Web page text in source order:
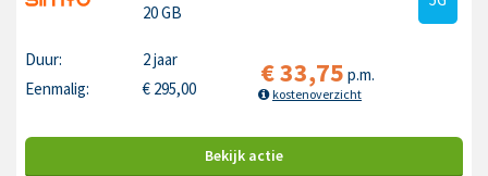
20 GB
Duur:
2 jaar
Eenmalig:
€ 295,00 €33,75 p.m.
kostenoverzicht
Bekijk actie